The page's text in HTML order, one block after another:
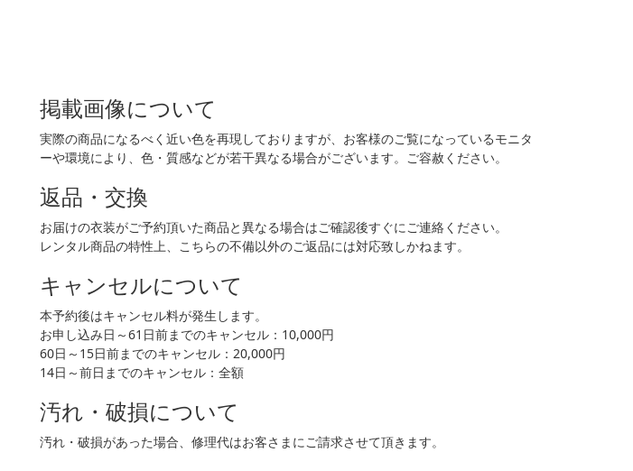
掲載画像について
実際の商品になるべく近い色を再現しておりますが、お客様のご覧になっているモニタ
ーや環境により、色・質感などが若干異なる場合がございます。ご容赦ください。
返品・交換
お届けの衣装がご予約頂いた商品と異なる場合はご確認後すぐにご連絡ください。
レンタル商品の特性上、こちらの不備以外のご返品には対応致しかねます。
キャンセルについて
本予約後はキャンセル料が発生します。
お申し込み日～61日前までのキャンセル：10,000円
60日～15日前までのキャンセル：20,000円
14日～前日までのキャンセル：全額
汚れ・破損について
汚れ・破損があった場合、修理代はお客さまにご請求させて頂きます。